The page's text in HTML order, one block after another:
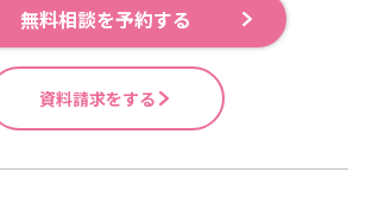
くれている」と感じて、そこから信
頼関係が生まれるものです。婚活を
するなら、『レスポンスを早く』を
忘れないでください！このブログを
読んでくださったみなさま。今か
います(^▽^)/婚活をお考えのみなさ
ん。若さを大切にしてください。20
代、30代、40代、50代、60代、それ
ぞれの年代の男性、女性に共通して
言えるのが、みなさん今日が一番若
無料相談を予約する
資料請求をする